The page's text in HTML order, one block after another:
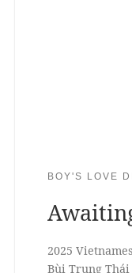
BOY'S LOVE
2025
Bùi Trung Thái